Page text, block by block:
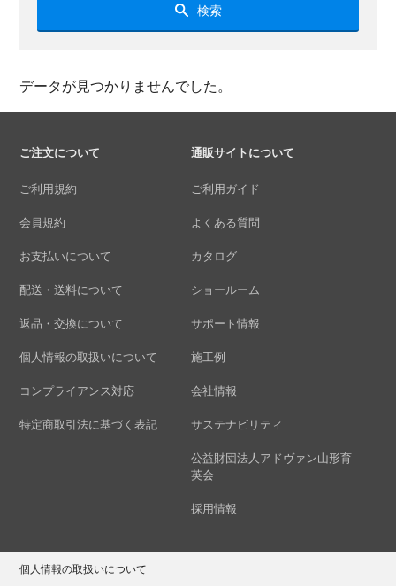
検索
データが見つかりませんでした。
ご注文について
ご利用規約
会員規約
お支払いについて
配送・送料について
返品・交換について
個人情報の取扱いについて
コンプライアンス対応
特定商取引法に基づく表記
通販サイトについて
ご利用ガイド
よくある質問
カタログ
ショールーム
サポート情報
施工例
会社情報
サステナビリティ
公益財団法人アドヴァン山形育
英会
採用情報
個人情報の取扱いについて